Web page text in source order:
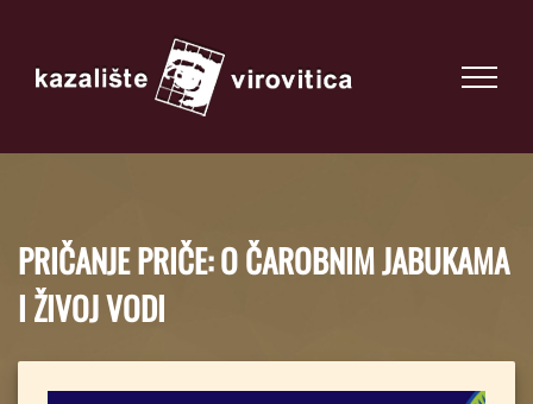
PRIČANJE PRIČE: O ČAROBNIM JABUKAMA
I ŽIVOJ VODI